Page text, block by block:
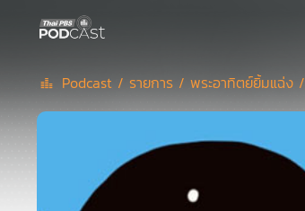
Podcast / รายการ /พระอาทิตย์ยิ้มแฉ่ง /